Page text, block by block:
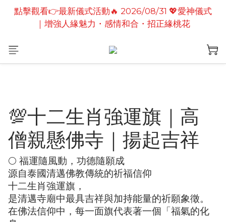
點擊觀看👉最新儀式活動🔥2026/08/19 💗2026七夕
情定善緣桃花燈｜泰國高僧祈願點燈儀式
點擊觀看👉最新儀式活動🔥 2026/08/31 💖愛神儀式
｜增強人緣魅力・感情和合・招正緣桃花
點擊觀看👉最新儀式活動🔥2026/08/19 💗2026七夕
💯十二生肖強運旗｜高
僧親懸佛寺｜揚起吉祥
🌕 福運隨風動，功德隨願成
源自泰國清邁佛教傳統的祈福信仰
十二生肖強運旗，
是清邁寺廟中最具吉祥與加持能量的祈願象徵。
在佛法信仰中，每一面旗代表著一個「福氣的化